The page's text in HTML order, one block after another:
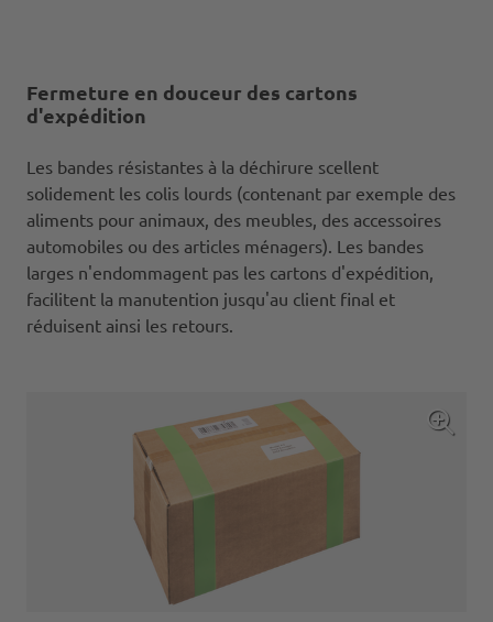
Fermeture en douceur des cartons
d'expédition
Les bandes résistantes à la déchirure scellent
solidement les colis lourds (contenant par exemple des
aliments pour animaux, des meubles, des accessoires
automobiles ou des articles ménagers). Les bandes
larges n'endommagent pas les cartons d'expédition,
facilitent la manutention jusqu'au client final et
réduisent ainsi les retours.